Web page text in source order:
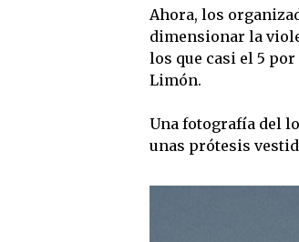
Ahora, los
dimensionar la
los que casi el 5
Limón.
Una fotografía del
unas prótesis